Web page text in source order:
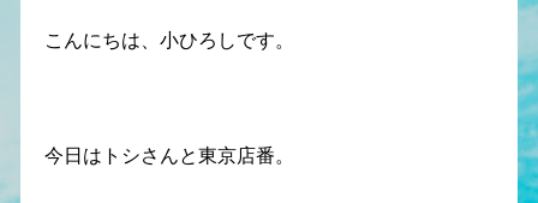
こんにちは、小ひろしです。
今日はトシさんと東京店番。